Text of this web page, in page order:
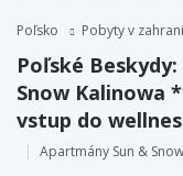
Poľsko Pobyty v
Poľské
Snow Kalinowa
vstup do
Apartmány Sun &